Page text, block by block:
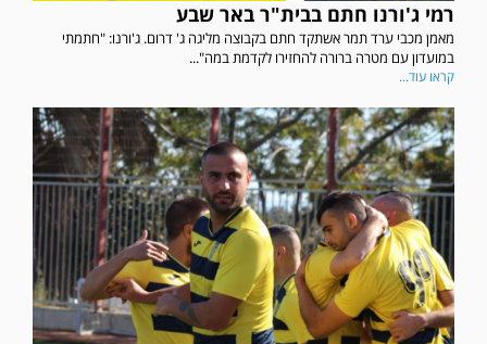
רמי ג'ורנו חתם בבית"ר באר שבע
מאמן מכבי ערד תמר אשתקד חתם בקבוצה מליגה ג' דרום. ג'ורנו: "חתמתי
במועדון עם מטרה ברורה להחזירו לקדמת במה"...
קראו עוד...